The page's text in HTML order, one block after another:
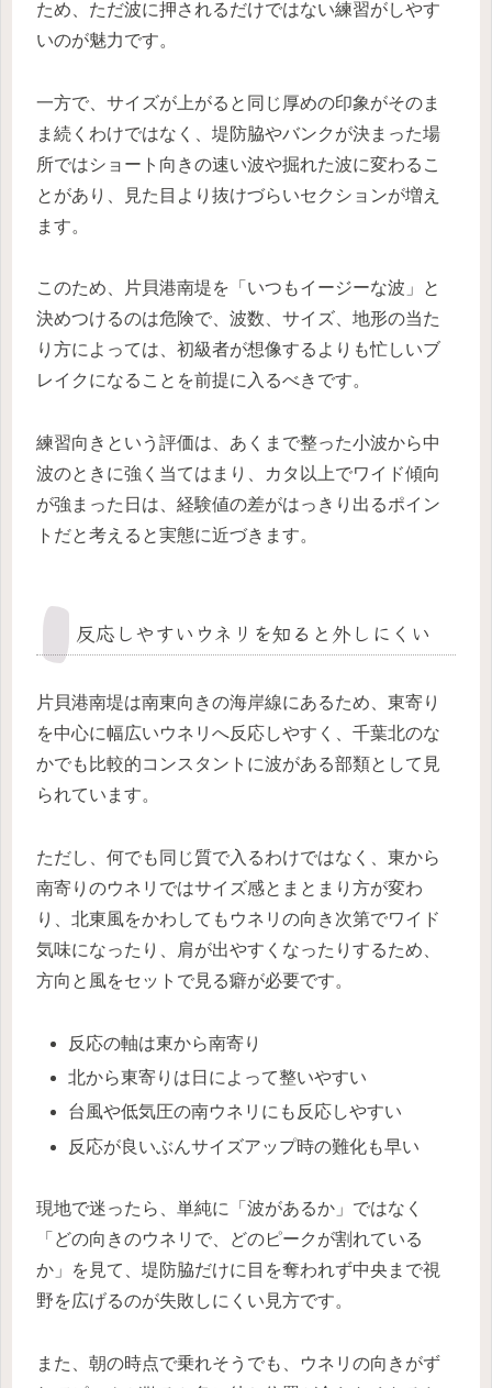
ため、ただ波に押されるだけではない練習がしやす
いのが魅力です。
一方で、サイズが上がると同じ厚めの印象がそのま
ま続くわけではなく、堤防脇やバンクが決まった場
所ではショート向きの速い波や掘れた波に変わるこ
とがあり、見た目より抜けづらいセクションが増え
ます。
このため、片貝港南堤を「いつもイージーな波」と
決めつけるのは危険で、波数、サイズ、地形の当た
り方によっては、初級者が想像するよりも忙しいブ
レイクになることを前提に入るべきです。
練習向きという評価は、あくまで整った小波から中
波のときに強く当てはまり、カタ以上でワイド傾向
が強まった日は、経験値の差がはっきり出るポイン
トだと考えると実態に近づきます。
反応しやすいウネリを知ると外しにくい
片貝港南堤は南東向きの海岸線にあるため、東寄り
を中心に幅広いウネリへ反応しやすく、千葉北のな
かでも比較的コンスタントに波がある部類として見
られています。
ただし、何でも同じ質で入るわけではなく、東から
南寄りのウネリではサイズ感とまとまり方が変わ
り、北東風をかわしてもウネリの向き次第でワイド
気味になったり、肩が出やすくなったりするため、
方向と風をセットで見る癖が必要です。
反応の軸は東から南寄り
北から東寄りは日によって整いやすい
台風や低気圧の南ウネリにも反応しやすい
反応が良いぶんサイズアップ時の難化も早い
現地で迷ったら、単純に「波があるか」ではなく
「どの向きのウネリで、どのピークが割れている
か」を見て、堤防脇だけに目を奪われず中央まで視
野を広げるのが失敗しにくい見方です。
また、朝の時点で乗れそうでも、ウネリの向きがず